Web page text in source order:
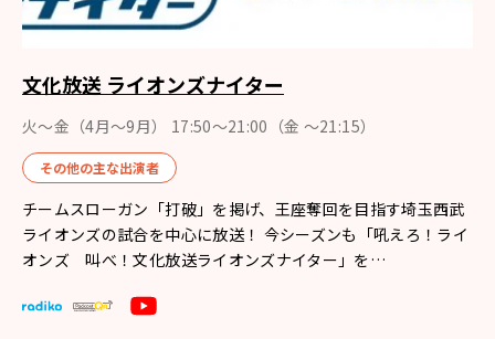
文化放送 ライオンズナイター
火～金（4月〜9月） 17:50～21:00（金 ～21:15）
その他の主な出演者
チームスローガン「打破」を掲げ、王座奪回を目指す埼玉西武
ライオンズの試合を中心に放送！ 今シーズンも「吼えろ！ライ
オンズ 叫べ！文化放送ライオンズナイター」を…